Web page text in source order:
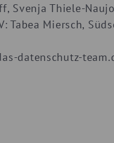
Svenja Thiele-
Miersch,
datenschutz-